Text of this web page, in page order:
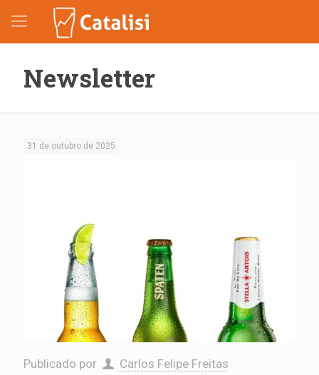
Newsletter
31 de outubro de 2025
Publicado por Carlos Felipe Freitas